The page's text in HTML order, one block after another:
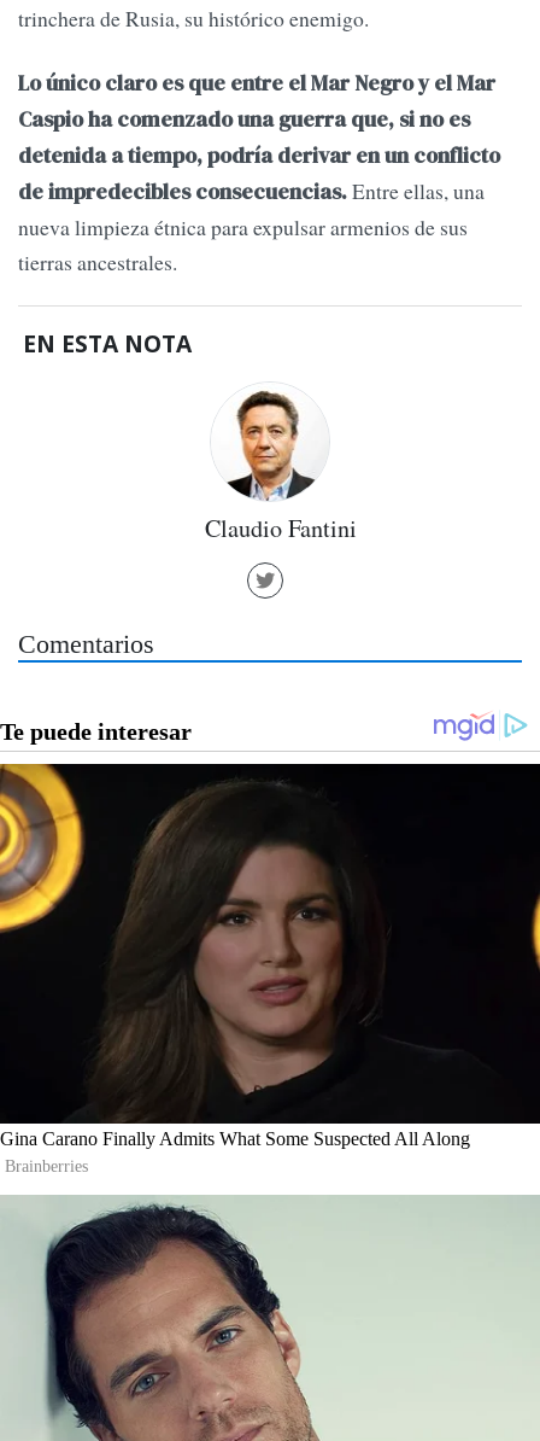
trinchera de Rusia, su histórico enemigo.
Lo único claro es que entre el Mar Negro y el Mar
Caspio ha comenzado una guerra que, si no es
detenida a tiempo, podría derivar en un conflicto
de impredecibles consecuencias.Entre ellas, una
nueva limpieza étnica para expulsar armenios de sus
tierras ancestrales.
EN ESTA NOTA
Claudio Fantini
Comentarios